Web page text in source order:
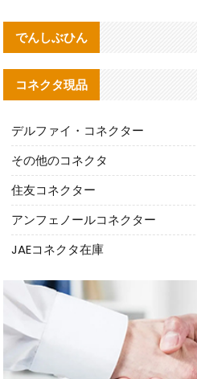
でんしぶひん
コネクタ現品
デルファイ・コネクター
その他のコネクタ
住友コネクター
アンフェノールコネクター
JAEコネクタ在庫